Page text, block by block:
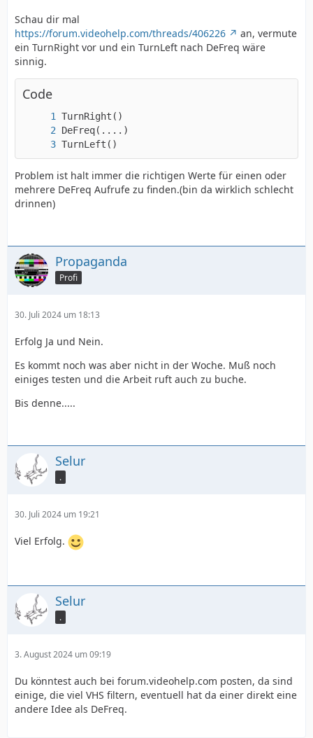
Schau dir mal
https://forum.videohelp.com/threads/406226
an, vermute
ein TurnRight vor und ein TurnLeft nach DeFreq wäre
sinnig.
Code
TurnLeft()
Problem ist halt immer die richtigen Werte für einen oder
mehrere DeFreq Aufrufe zu finden.(bin da wirklich schlecht
drinnen)
Propaganda
Profi
30. Juli 2024 um 18:13
Erfolg Ja und Nein.
Es kommt noch was aber nicht in der Woche. Muß noch
einiges testen und die Arbeit ruft auch zu buche.
Bis denne.....
Selur
.
30. Juli 2024 um 19:21
Viel Erfolg.
Selur
.
3. August 2024 um 09:19
Du könntest auch bei forum.videohelp.com posten, da sind
einige, die viel VHS filtern, eventuell hat da einer direkt eine
andere Idee als DeFreq.